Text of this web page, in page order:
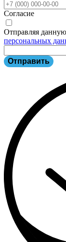
Согласие
Отправляя
персональных
Отправить